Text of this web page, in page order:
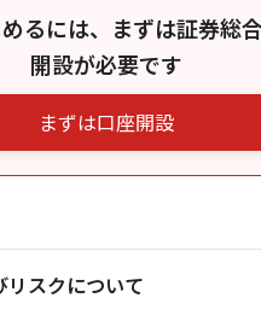
るには、まずは証券総
開設が必要です
まずは口座開設
スクについて